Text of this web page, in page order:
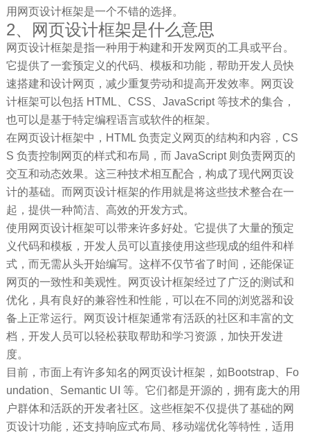
用网页设计框架是一个不错的选择。
2、网页设计框架是什么意思
网页设计框架是指一种用于构建和开发网页的工具或平台。
它提供了一套预定义的代码、模板和功能，帮助开发人员快
速搭建和设计网页，减少重复劳动和提高开发效率。网页设
计框架可以包括 HTML、CSS、JavaScript 等技术的集合，
也可以是基于特定编程语言或软件的框架。
在网页设计框架中，HTML 负责定义网页的结构和内容，CS
S 负责控制网页的样式和布局，而 JavaScript 则负责网页的
交互和动态效果。这三种技术相互配合，构成了现代网页设
计的基础。而网页设计框架的作用就是将这些技术整合在一
起，提供一种简洁、高效的开发方式。
使用网页设计框架可以带来许多好处。它提供了大量的预定
义代码和模板，开发人员可以直接使用这些现成的组件和样
式，而无需从头开始编写。这样不仅节省了时间，还能保证
网页的一致性和美观性。网页设计框架经过了广泛的测试和
优化，具有良好的兼容性和性能，可以在不同的浏览器和设
备上正常运行。网页设计框架通常有活跃的社区和丰富的文
档，开发人员可以轻松获取帮助和学习资源，加快开发进
度。
目前，市面上有许多知名的网页设计框架，如Bootstrap、Fo
undation、Semantic UI 等。它们都是开源的，拥有庞大的用
户群体和活跃的开发者社区。这些框架不仅提供了基础的网
页设计功能，还支持响应式布局、移动端优化等特性，适用